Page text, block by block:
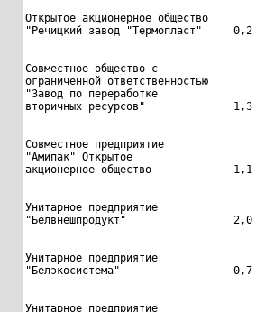
Открытое акционерное общество
Совместное общество с
ограниченной ответственностью
"Завод по переработке
Совместное предприятие
"Амипак" Открытое
Унитарное предприятие
Унитарное предприятие
Унитарное предприятие